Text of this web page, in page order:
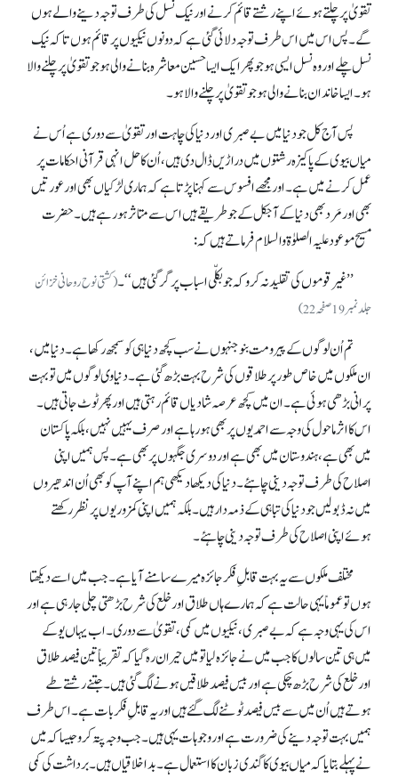
تقویٰ پر چلتے ہوئے اپنے رشتے قائم کرنے اور نیک نسل کی طرف توجہ دینے والے ہوں
گے۔ پس اس میں اس طرف توجہ دلائی گئی ہے کہ دونوں نیکیوں پر قائم ہوں تاکہ نیک
نسل چلے اور وہ نسل ایسی ہو جوپھر ایک ایسا حسین معاشرہ بنانے والی ہو جو تقویٰ پر چلنے والا
ہو۔ ایسا خاندان بنانے والی ہو جو تقویٰ پر چلنے والا ہو۔
پس آج کل جو دنیا میں بے صبری اور دنیا کی چاہت اور تقویٰ سے دوری ہے اُس نے
میاں بیوی کے پاکیزہ رشتوں میں دراڑیں ڈال دی ہیں، اُن کا حل انہی قرآنی احکامات پر
عمل کرنے میں ہے۔ اور مجھے افسوس سے کہنا پڑتا ہے کہ ہماری لڑکیاں بھی اور عورتیں
بھی اور مَرد بھی دنیا کے آجکل کے جو طریقے ہیں اس سے متاثر ہو رہے ہیں۔ حضرت
مسیح موعود علیہ الصلوٰۃ والسلام فرماتے ہیں کہ :
’’ غیر قوموں کی تقلید نہ کرو کہ جو بکلّی اسباب پر گر گئی ہیں ‘‘۔(کشتی نوح روحانی خزائن
جلد نمبر19صفحہ22)
تم اُن لوگوں کے پیرو مت بنوجنہوں نے سب کچھ دنیا ہی کو سمجھ رکھا ہے۔ دنیا میں،
ان ملکوں میں خاص طور پر طلاقوں کی شرح بہت بڑھ گئی ہے۔ دنیاوی لوگوں میں تو بہت
پرانی بڑھی ہوئی ہے۔ ان میں کچھ عرصہ شادیاں قائم رہتی ہیں اور پھر ٹوٹ جاتی ہیں۔
اس کا اثر ماحول کی وجہ سے احمدیوں پر بھی ہو رہا ہے اور صرف یہیں نہیں، بلکہ پاکستان
میں بھی ہے، ہندوستان میں بھی ہے اور دوسری جگہوں پر بھی ہے۔ پس ہمیں اپنی
اصلاح کی طرف توجہ دینی چاہئے۔ دنیا کی دیکھا دیکھی ہم اپنے آپ کو بھی اُن اندھیروں
میں نہ ڈبو لیں جو دنیا کی تباہی کے ذمہ دار ہیں۔ بلکہ ہمیں اپنی کمزوریوں پر نظر رکھتے
ہوئے اپنی اصلاح کی طرف توجہ دینی چاہئے۔
مختلف ملکوں سے یہ بہت قابلِ فکر جائزہ میرے سامنے آیا ہے۔ جب میں اسے دیکھتا
ہوں تو عموماً یہی حالت ہے کہ ہمارے ہاں طلاق اور خلع کی شرح بڑھتی چلی جا رہی ہے اور
اس کی یہی وجہ ہے کہ بے صبر ی، نیکیوں میں کمی، تقویٰ سے دوری۔ اب یہاں یوکے
میں ہی تین سالوں کا جب میں نے جائزہ لیا تو میں حیران رہ گیا کہ تقریباً تین فیصد طلاق
اور خلع کی شرح بڑھ چکی ہے اور بیس فیصد طلاقیں ہونے لگ گئی ہیں۔ جتنے رشتے طے
ہوتے ہیں اُن میں سے بیس فیصد ٹوٹنے لگ گئے ہیں اور یہ قابلِ فکر بات ہے۔ اس طرف
ہمیں بہت توجہ دینے کی ضرورت ہے اور وجوہات یہی ہیں۔ جب وجہ پتہ کرو جیسا کہ میں
نے پہلے بتایا کہ میاں بیوی کا گندی زبان کا استعمال ہے۔ بداخلاقیاں ہیں۔ برداشت کی کمی